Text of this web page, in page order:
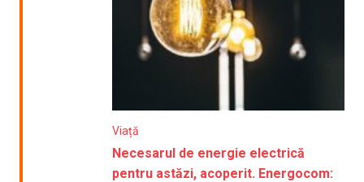
Viață
Necesarul de energie electrică
pentru astăzi, acoperit. Energocom: